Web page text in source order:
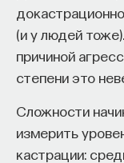
(и у людей
причиной
степени это
Сложности
измерить
кастрации: